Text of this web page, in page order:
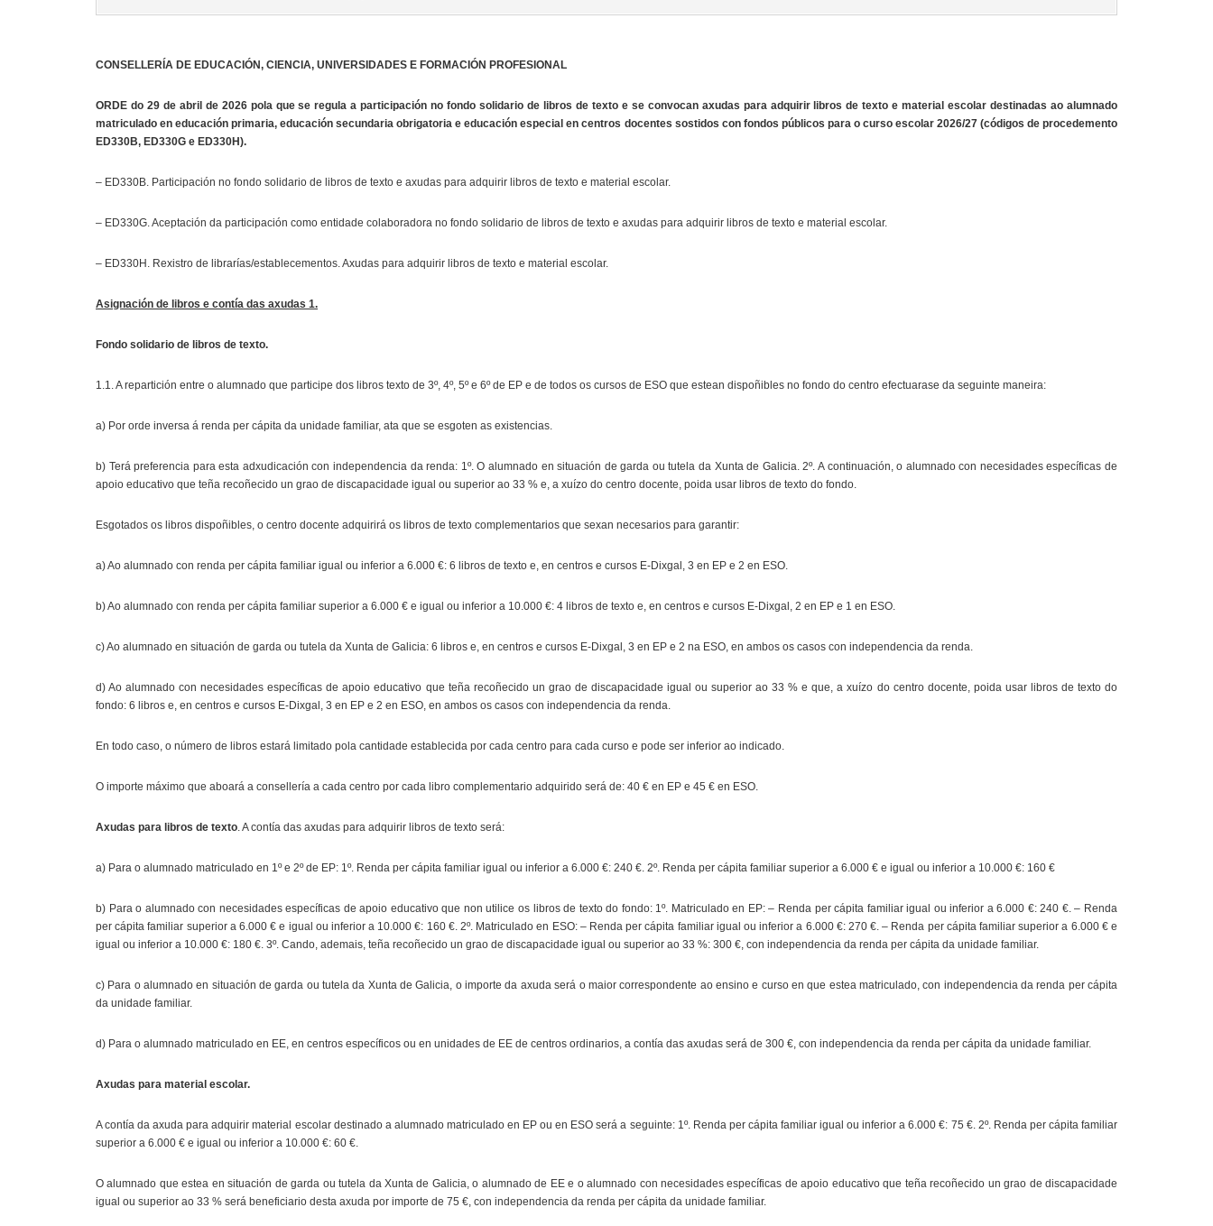
CONSELLERÍA DE EDUCACIÓN, CIENCIA, UNIVERSIDADES E FORMACIÓN PROFESIONAL
ORDE do 29 de abril de 2026 pola que se regula a participación no fondo solidario de libros de texto e se convocan axudas para adquirir libros de texto e material escolar destinadas ao alumnado
matriculado en educación primaria, educación secundaria obrigatoria e educación especial en centros docentes sostidos con fondos públicos para o curso escolar 2026/27 (códigos de procedemento
ED330B, ED330G e ED330H).
– ED330B. Participación no fondo solidario de libros de texto e axudas para adquirir libros de texto e material escolar.
– ED330G. Aceptación da participación como entidade colaboradora no fondo solidario de libros de texto e axudas para adquirir libros de texto e material escolar.
– ED330H. Rexistro de librarías/establecementos. Axudas para adquirir libros de texto e material escolar.
Asignación de libros e contía das axudas 1.
Fondo solidario de libros de texto.
1.1. A repartición entre o alumnado que participe dos libros texto de 3º, 4º, 5º e 6º de EP e de todos os cursos de ESO que estean dispoñibles no fondo do centro efectuarase da seguinte maneira:
a) Por orde inversa á renda per cápita da unidade familiar, ata que se esgoten as existencias.
b) Terá preferencia para esta adxudicación con independencia da renda: 1º. O alumnado en situación de garda ou tutela da Xunta de Galicia. 2º. A continuación, o alumnado con necesidades específicas de
apoio educativo que teña recoñecido un grao de discapacidade igual ou superior ao 33 % e, a xuízo do centro docente, poida usar libros de texto do fondo.
Esgotados os libros dispoñibles, o centro docente adquirirá os libros de texto complementarios que sexan necesarios para garantir:
a) Ao alumnado con renda per cápita familiar igual ou inferior a 6.000 €: 6 libros de texto e, en centros e cursos E-Dixgal, 3 en EP e 2 en ESO.
b) Ao alumnado con renda per cápita familiar superior a 6.000 € e igual ou inferior a 10.000 €: 4 libros de texto e, en centros e cursos E-Dixgal, 2 en EP e 1 en ESO.
c) Ao alumnado en situación de garda ou tutela da Xunta de Galicia: 6 libros e, en centros e cursos E-Dixgal, 3 en EP e 2 na ESO, en ambos os casos con independencia da renda.
d) Ao alumnado con necesidades específicas de apoio educativo que teña recoñecido un grao de discapacidade igual ou superior ao 33 % e que, a xuízo do centro docente, poida usar libros de texto do
fondo: 6 libros e, en centros e cursos E-Dixgal, 3 en EP e 2 en ESO, en ambos os casos con independencia da renda.
En todo caso, o número de libros estará limitado pola cantidade establecida por cada centro para cada curso e pode ser inferior ao indicado.
O importe máximo que aboará a consellería a cada centro por cada libro complementario adquirido será de: 40 € en EP e 45 € en ESO.
Axudas para libros de texto. A contía das axudas para adquirir libros de texto será:
a) Para o alumnado matriculado en 1º e 2º de EP: 1º. Renda per cápita familiar igual ou inferior a 6.000 €: 240 €. 2º. Renda per cápita familiar superior a 6.000 € e igual ou inferior a 10.000 €: 160 €
b) Para o alumnado con necesidades específicas de apoio educativo que non utilice os libros de texto do fondo: 1º. Matriculado en EP: – Renda per cápita familiar igual ou inferior a 6.000 €: 240 €. – Renda
per cápita familiar superior a 6.000 € e igual ou inferior a 10.000 €: 160 €. 2º. Matriculado en ESO: – Renda per cápita familiar igual ou inferior a 6.000 €: 270 €. – Renda per cápita familiar superior a 6.000 € e
igual ou inferior a 10.000 €: 180 €. 3º. Cando, ademais, teña recoñecido un grao de discapacidade igual ou superior ao 33 %: 300 €, con independencia da renda per cápita da unidade familiar.
c) Para o alumnado en situación de garda ou tutela da Xunta de Galicia, o importe da axuda será o maior correspondente ao ensino e curso en que estea matriculado, con independencia da renda per cápita
da unidade familiar.
d) Para o alumnado matriculado en EE, en centros específicos ou en unidades de EE de centros ordinarios, a contía das axudas será de 300 €, con independencia da renda per cápita da unidade familiar.
Axudas para material escolar.
A contía da axuda para adquirir material escolar destinado a alumnado matriculado en EP ou en ESO será a seguinte: 1º. Renda per cápita familiar igual ou inferior a 6.000 €: 75 €. 2º. Renda per cápita familiar
superior a 6.000 € e igual ou inferior a 10.000 €: 60 €.
O alumnado que estea en situación de garda ou tutela da Xunta de Galicia, o alumnado de EE e o alumnado con necesidades específicas de apoio educativo que teña recoñecido un grao de discapacidade
igual ou superior ao 33 % será beneficiario desta axuda por importe de 75 €, con independencia da renda per cápita da unidade familiar.